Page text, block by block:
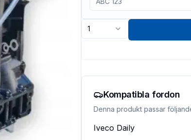
1
Kompatibla fordon
Denna produkt passar
Iveco Daily